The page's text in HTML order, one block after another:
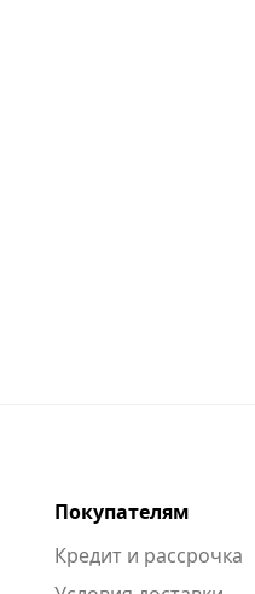
Покупателям
Кредит и рассрочка